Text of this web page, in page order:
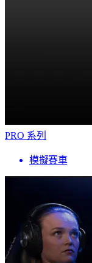
PRO 系列
模擬賽車